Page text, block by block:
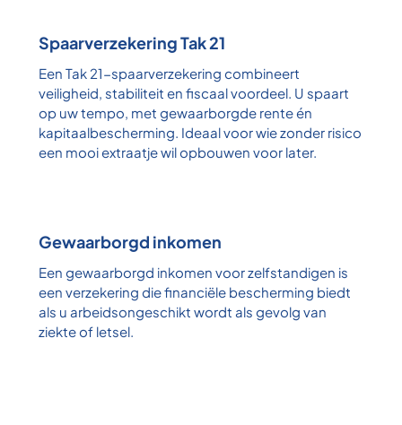
Spaarverzekering Tak 21
Een Tak 21-spaarverzekering combineert
veiligheid, stabiliteit en fiscaal voordeel. U spaart
op uw tempo, met gewaarborgde rente én
kapitaalbescherming. Ideaal voor wie zonder risico
een mooi extraatje wil opbouwen voor later.
Gewaarborgd inkomen
Een gewaarborgd inkomen voor zelfstandigen is
een verzekering die financiële bescherming biedt
als u arbeidsongeschikt wordt als gevolg van
ziekte of letsel.